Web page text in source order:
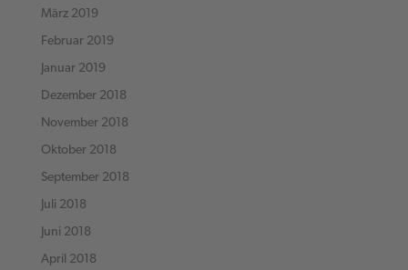
März 2019
Februar 2019
Januar 2019
Dezember 2018
November 2018
Oktober 2018
September 2018
Juli 2018
Juni 2018
April 2018